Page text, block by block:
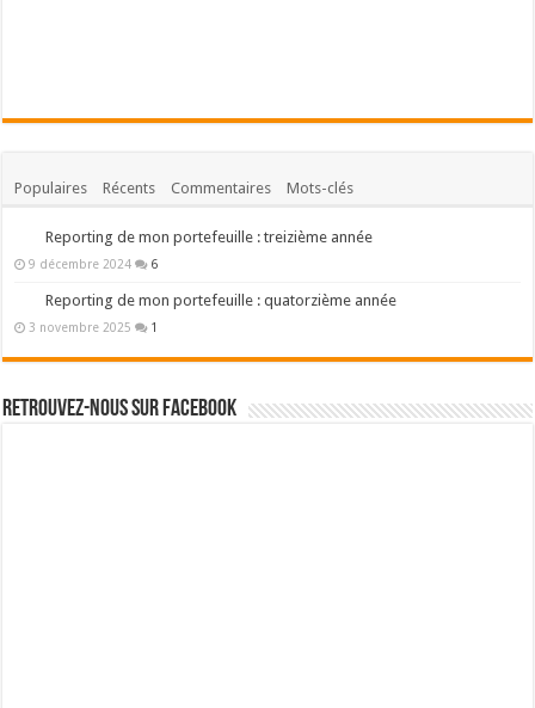
Populaires Récents Commentaires Mots-clés
Reporting de mon portefeuille : treizième année
9 décembre 2024 6
Reporting de mon portefeuille : quatorzième année
3 novembre 2025 1
Retrouvez-nous sur Facebook